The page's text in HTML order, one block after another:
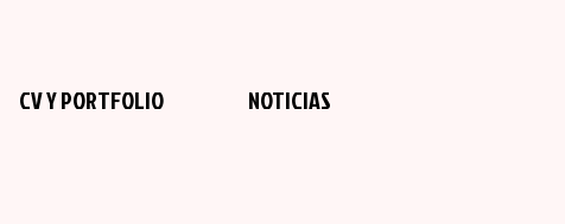
CV Y PORTFOLIO NOTICIAS